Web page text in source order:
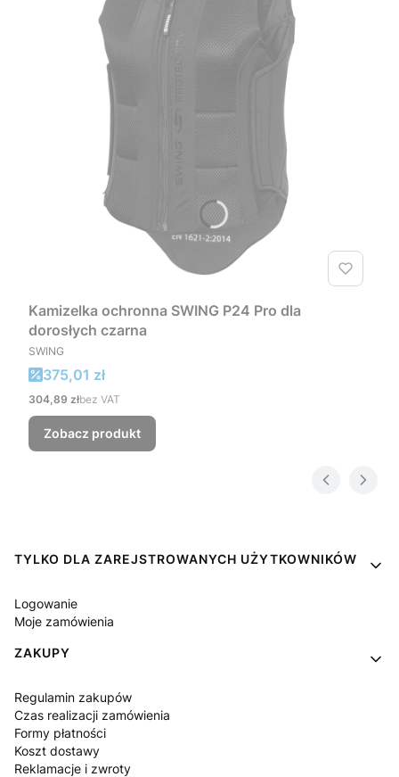
Kamizelka ochronna SWING P24 Pro dla
dorosłych czarna
PRODUCENT
SWING
Cena promocyjna
375,01 zł
Cena
304,89 złbez VAT
Zobacz produkt
Linki w stopce
TYLKO DLA ZAREJSTROWANYCH UŻYTKOWNIKÓW
Logowanie
Moje zamówienia
ZAKUPY
Regulamin zakupów
Czas realizacji zamówienia
Formy płatności
Koszt dostawy
Reklamacje i zwroty